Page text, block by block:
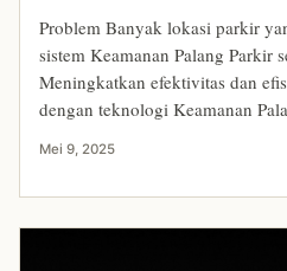
Problem Banyak lokasi parkir
sistem Keamanan Palang Parkir
Meningkatkan efektivitas dan
dengan teknologi Keamanan
Mei 9, 2025